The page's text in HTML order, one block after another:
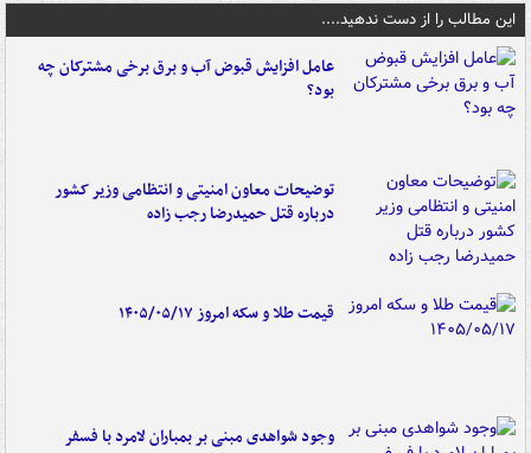
این مطالب را از دست ندهید....
عامل افزایش قبوض آب و برق برخی مشترکان چه
بود؟
توضیحات معاون امنیتی و انتظامی وزیر کشور
درباره قتل حمیدرضا رجب زاده
قیمت طلا و سکه امروز ۱۴۰۵/۰۵/۱۷
وجود شواهدی مبنی بر بمباران لامرد با فسفر